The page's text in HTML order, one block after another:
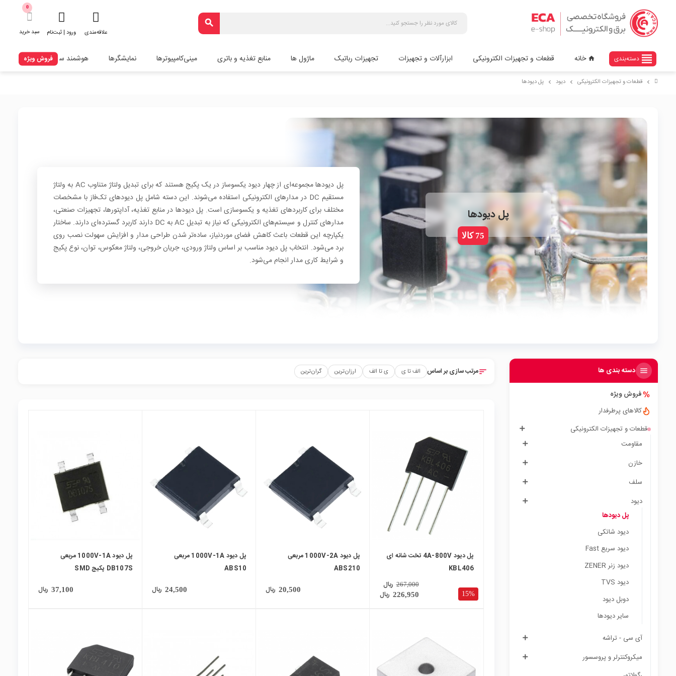
search
علاقه‌مندی ورود | ثبت‌نام
0
سبد خرید
view_headline دسته‌بندی home خانه قطعات و تجهیزات الکترونیکی ابزارآلات و تجهیزات تجهیزات رباتیک ماژول ها منابع تغذیه و باتری مینی‌کامپیوترها نمایشگرها هوشمند سازیفروش ویژه
chevron_right قطعات و تجهیزات الکترونیکی chevron_right دیود chevron_right پل دیودها
پل دیودها
75 کالا
پل دیودها مجموعه‌ای از چهار دیود یکسوساز در یک پکیج هستند که برای تبدیل ولتاژ متناوب AC به ولتاژ
مستقیم DC در مدارهای الکترونیکی استفاده می‌شوند. این دسته شامل پل دیودهای تک‌فاز با مشخصات
مختلف برای کاربردهای تغذیه و یکسوسازی است. پل دیودها در منابع تغذیه، آداپتورها، تجهیزات صنعتی،
مدارهای کنترل و سیستم‌های الکترونیکی که نیاز به تبدیل AC به DC دارند کاربرد گسترده‌ای دارند. ساختار
یکپارچه این قطعات باعث کاهش فضای موردنیاز، ساده‌تر شدن طراحی مدار و افزایش سهولت نصب روی
برد می‌شود. انتخاب پل دیود مناسب بر اساس ولتاژ ورودی، جریان خروجی، ولتاژ معکوس، توان، نوع پکیج
و شرایط کاری مدار انجام می‌شود.
دسته بندی ها
فروش ویژه
کالاهای پرطرفدار
قطعات و تجهیزات الکترونیکی
مقاومت
خازن
سلف
دیود
پل دیودها
دیود شاتکی
دیود سریع Fast
دیود زنر ZENER
دیود TVS
دوبل دیود
سایر دیودها
آی سی - تراشه
میکروکنترلر و پروسسور
sortمرتب سازی بر اساس الف تا ی ی تا الف ارزان‌ترین گران‌ترین
15%
پل دیود 4A-800V تخت شانه ای
KBL406
226,950 ریال
267,000 ریال
پل دیود 1000V-2A مربعی
ABS210
20,500 ریال
پل دیود 1000V-1A مربعی
ABS10
24,500 ریال
پل دیود 1000V-1A مربعی
DB107S پکیج SMD
37,100 ریال